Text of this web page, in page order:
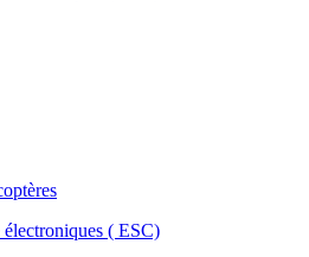
( ESC)